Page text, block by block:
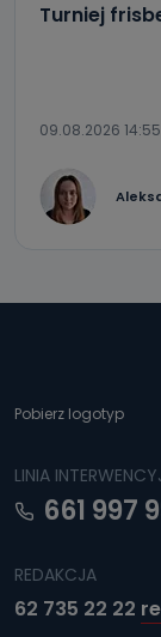
Turniej
09.08.2026 14:55
Pobierz logotyp
LINIA
661 997
REDAKCJA
62 735 22 22